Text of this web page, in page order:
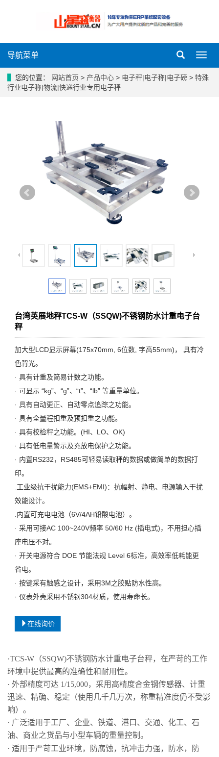
导
菜
导航菜单
您的位置： 网站首页 > 产品中心 > 电子秤|电子称|电子磅 > 特殊
行业电子称|物流|快递行业专用电子秤
台湾英展地秤TCS-W（SSQW)不锈钢防水计重电子台
秤
加大型LCD显示屏幕(175x70mm, 6位数, 字高55mm)， 具有冷
色背光。
· 具有计重及简易计数之功能。
· 可显示 “kg”、“g”、“t”、“lb” 等重量单位。
· 具有自动更正、自动零点追踪之功能。
· 具有全量程扣重及预扣重之功能。
· 具有校检秤之功能。(HI、LO、OK)
· 具有低电量警示及充放电保护之功能。
· 内置RS232，RS485可轻易读取秤的数据或做简单的数据打
印。
.工业级抗干扰能力(EMS+EMI)：抗幅射、静电、电源输入干扰
效能设计。
.内置可充电电池（6V/4AH铅酸电池）。
· 采用可接AC 100~240V频率 50/60 Hz (插电式)，不用担心插
座电压不对。
· 开关电源符合 DOE 节能法规 Level 6标准，高效率低耗能更
省电。
· 按键采有触感之设计，采用3M之胶贴防水性高。
· 仪表外壳采用不锈钢304材质，使用寿命长。
在线询价
·TCS-W（SSQW)不锈钢防水计重电子台秤，在严苛的工作
环境中提供最高的准确性和耐用性。
· 外部精度可达 1/15,000，采用高精度合金钢传感器、计重
迅速、精确、稳定（使用几千几万次，称重精准度仍不受影
响）。
· 广泛适用于工厂、企业、铁道、港口、交通、化工、石
油、商业之货品与小型车辆的重量控制。
· 适用于严苛工业环境，防腐蚀，抗冲击力强，防水，防